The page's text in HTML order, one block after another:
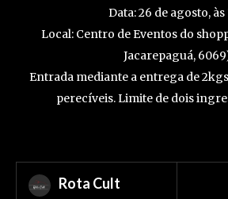
Data: 26 de agosto, às
Local: Centro de Eventos do
Jacarepaguá,
Entrada mediante a entrega de
perecíveis. Limite de dois
Rota Cult